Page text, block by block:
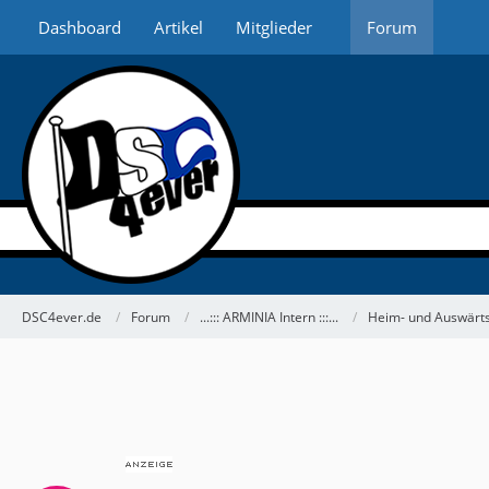
Dashboard Artikel Mitglieder Forum
DSC4ever.de Forum ...::: ARMINIA Intern :::... Heim- und